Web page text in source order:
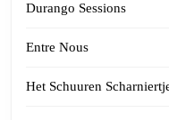
Durango Sessions
Entre Nous
Het Schuuren